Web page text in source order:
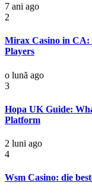
7 ani ago
2
Mirax Casino in CA:
Players
o lună ago
3
Hopa UK Guide:
Platform
2 luni ago
4
Wsm Casino: die